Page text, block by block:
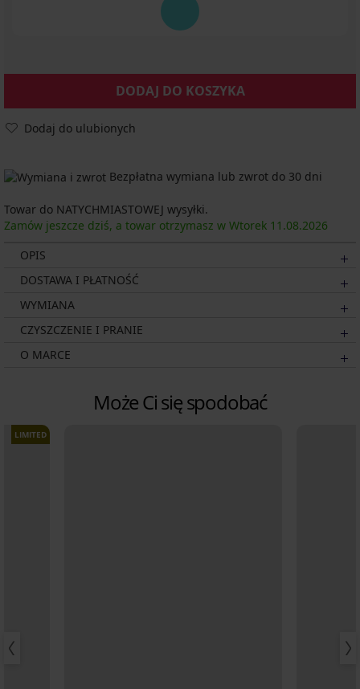
DODAJ DO KOSZYKA
Dodaj do ulubionych
Bezpłatna wymiana lub zwrot do 30 dni
Towar do NATYCHMIASTOWEJ wysyłki.
Zamów jeszcze dziś, a towar otrzymasz w Wtorek 11.08.2026
OPIS
DOSTAWA I PŁATNOŚĆ
WYMIANA
CZYSZCZENIE I PRANIE
O MARCE
Może Ci się spodobać
LIMITED